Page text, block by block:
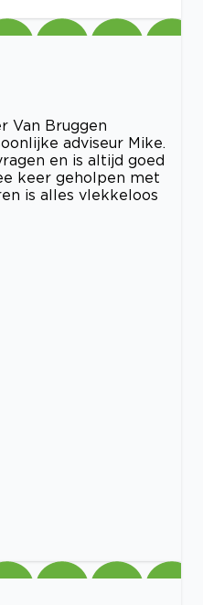
Van Bruggen
adviseur Mike.
en is altijd goed
keer geholpen met
is alles vlekkeloos